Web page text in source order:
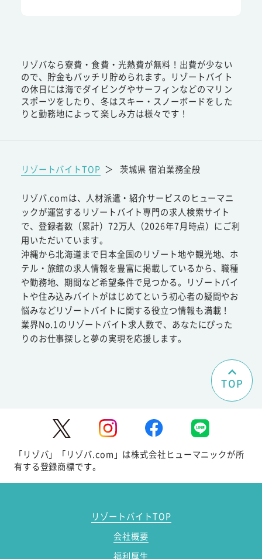
リゾバなら寮費・食費・光熱費が無料！出費が少ない
ので、貯金もバッチリ貯められます。リゾートバイト
の休日には海でダイビングやサーフィンなどのマリン
スポーツをしたり、冬はスキー・スノーボードをした
りと勤務地によって楽しみ方は様々です！
リゾートバイトTOP ＞ 茨城県 宿泊業務全般
リゾバ.comは、人材派遣・紹介サービスのヒューマニ
ックが運営するリゾートバイト専門の求人検索サイト
で、登録者数（累計）72万人（2026年7月時点）にご利
用いただいています。
沖縄から北海道まで日本全国のリゾート地や観光地、ホ
テル・旅館の求人情報を豊富に掲載しているから、職種
や勤務地、期間など希望条件で見つかる。リゾートバイ
トや住み込みバイトがはじめてという初心者の疑問やお
悩みなどリゾートバイトに関する役立つ情報も満載！
業界No.1のリゾートバイト求人数で、あなたにぴった
りのお仕事探しと夢の実現を応援します。
TOP
「リゾバ」「リゾバ.com」は株式会社ヒューマニックが所
有する登録商標です。
リゾートバイトTOP
会社概要
福利厚生